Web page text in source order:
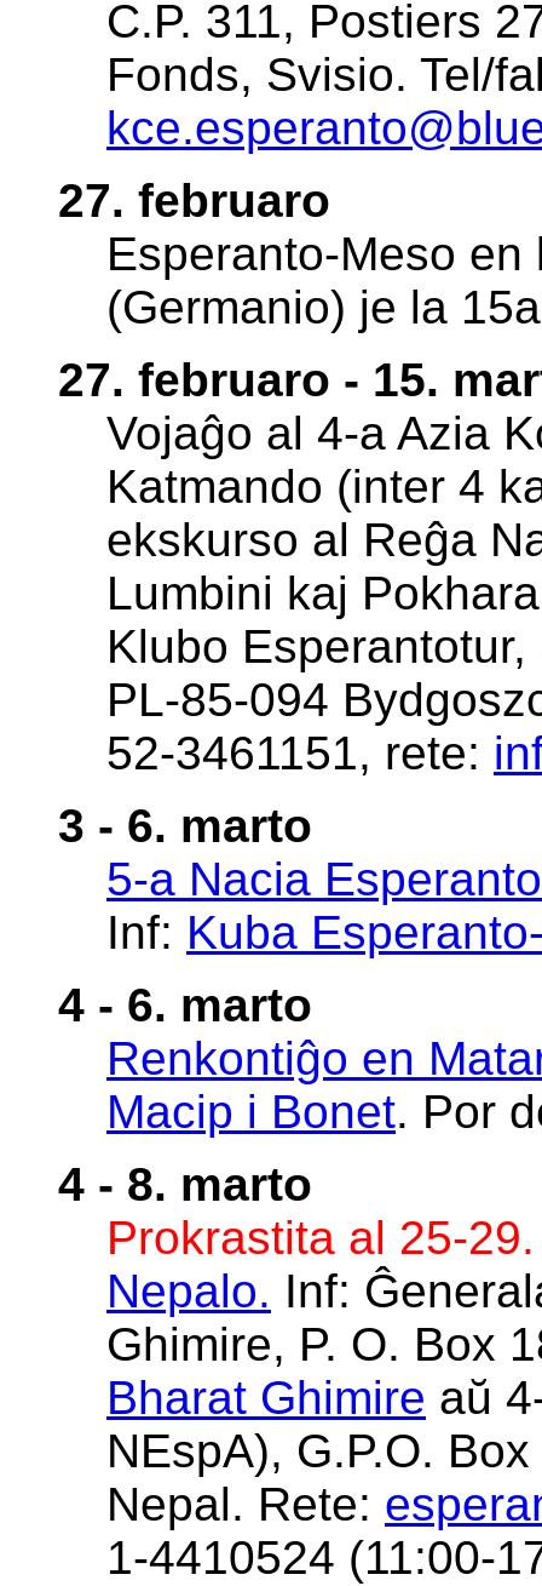
C.P. 311, Postiers
Fonds, Svisio. Tel/
27. februaro
Esperanto-Meso
(Germanio) je la 15a
27. februaro - 15.
Vojaĝo al 4-a Azia
Katmando (inter 4
ekskurso al Reĝa
Lumbini kaj
Klubo Esperantotur,
PL-85-094
52-3461151, rete:
3 - 6. marto
5-a Nacia
Inf: Kuba
4 - 6. marto
Renkontiĝo en
Macip i Bonet. Por
4 - 8. marto
Prokrastita al 25-
Nepalo. Inf:
Ghimire, P. O. Box
Bharat Ghimire aŭ
NEspA), G.P.O.
Nepal. Rete:
1-4410524 (11:00-